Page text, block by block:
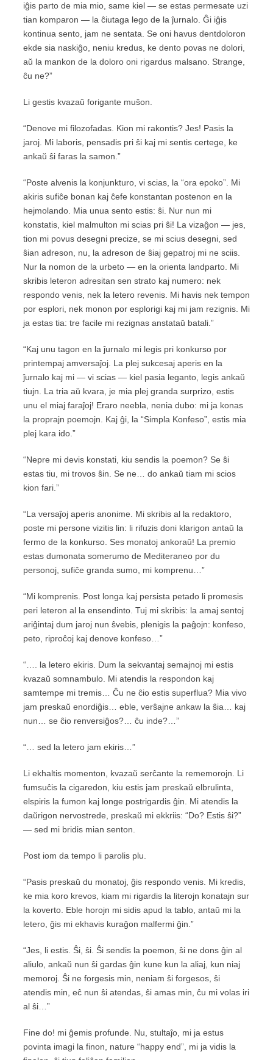
iĝis parto de mia mio, same kiel — se estas permesate uzi
tian komparon — la ĉiutaga lego de la ĵurnalo. Ĝi iĝis
kontinua sento, jam ne sentata. Se oni havus dentdoloron
ekde sia naskiĝo, neniu kredus, ke dento povas ne dolori,
aŭ la mankon de la doloro oni rigardus malsano. Strange,
ĉu ne?”
Li gestis kvazaŭ forigante muŝon.
“Denove mi filozofadas. Kion mi rakontis? Jes! Pasis la
jaroj. Mi laboris, pensadis pri ŝi kaj mi sentis certege, ke
ankaŭ ŝi faras la samon.”
“Poste alvenis la konjunkturo, vi scias, la “ora epoko”. Mi
akiris sufiĉe bonan kaj ĉefe konstantan postenon en la
hejmolando. Mia unua sento estis: ŝi. Nur nun mi
konstatis, kiel malmulton mi scias pri ŝi! La vizaĝon — jes,
tion mi povus desegni precize, se mi scius desegni, sed
ŝian adreson, nu, la adreson de ŝiaj gepatroj mi ne sciis.
Nur la nomon de la urbeto — en la orienta landparto. Mi
skribis leteron adresitan sen strato kaj numero: nek
respondo venis, nek la letero revenis. Mi havis nek tempon
por esplori, nek monon por esplorigi kaj mi jam rezignis. Mi
ja estas tia: tre facile mi rezignas anstataŭ batali.”
“Kaj unu tagon en la ĵurnalo mi legis pri konkurso por
printempaj amversaĵoj. La plej sukcesaj aperis en la
ĵurnalo kaj mi — vi scias — kiel pasia leganto, legis ankaŭ
tiujn. La tria aŭ kvara, je mia plej granda surprizo, estis
unu el miaj faraĵoj! Eraro neebla, nenia dubo: mi ja konas
la proprajn poemojn. Kaj ĝi, la “Simpla Konfeso”, estis mia
plej kara ido.”
“Nepre mi devis konstati, kiu sendis la poemon? Se ŝi
estas tiu, mi trovos ŝin. Se ne… do ankaŭ tiam mi scios
kion fari.”
“La versaĵoj aperis anonime. Mi skribis al la redaktoro,
poste mi persone vizitis lin: li rifuzis doni klarigon antaŭ la
fermo de la konkurso. Ses monatoj ankoraŭ! La premio
estas dumonata somerumo de Mediteraneo por du
personoj, sufiĉe granda sumo, mi komprenu…”
“Mi komprenis. Post longa kaj persista petado li promesis
peri leteron al la ensendinto. Tuj mi skribis: la amaj sentoj
ariĝintaj dum jaroj nun ŝvebis, plenigis la paĝojn: konfeso,
peto, riproĉoj kaj denove konfeso…”
“…. la letero ekiris. Dum la sekvantaj semajnoj mi estis
kvazaŭ somnambulo. Mi atendis la respondon kaj
samtempe mi tremis… Ĉu ne ĉio estis superflua? Mia vivo
jam preskaŭ enordiĝis… eble, verŝajne ankaw la ŝia… kaj
nun… se ĉio renversiĝos?… ĉu inde?…”
“… sed la letero jam ekiris…”
Li ekhaltis momenton, kvazaŭ serĉante la rememorojn. Li
fumsuĉis la cigaredon, kiu estis jam preskaŭ elbrulinta,
elspiris la fumon kaj longe postrigardis ĝin. Mi atendis la
daŭrigon nervostrede, preskaŭ mi ekkriis: “Do? Estis ŝi?”
— sed mi bridis mian senton.
Post iom da tempo li parolis plu.
“Pasis preskaŭ du monatoj, ĝis respondo venis. Mi kredis,
ke mia koro krevos, kiam mi rigardis la literojn konatajn sur
la koverto. Eble horojn mi sidis apud la tablo, antaŭ mi la
letero, ĝis mi ekhavis kuraĝon malfermi ĝin.”
“Jes, li estis. Ŝi, ŝi. Ŝi sendis la poemon, ŝi ne dons ĝin al
aliulo, ankaŭ nun ŝi gardas ĝin kune kun la aliaj, kun niaj
memoroj. Ŝi ne forgesis min, neniam ŝi forgesos, ŝi
atendis min, eĉ nun ŝi atendas, ŝi amas min, ĉu mi volas iri
al ŝi…”
Fine do! mi ĝemis profunde. Nu, stultaĵo, mi ja estus
povinta imagi la finon, nature “happy end”, mi ja vidis la